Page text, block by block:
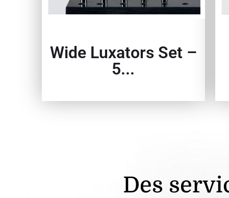
Wide Luxators Set –
5...
Des